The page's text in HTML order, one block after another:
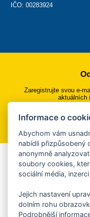
IČO: 00283924
Zaregistrujte svou e-
aktuálních
Chcete dostávat do
ankety,
Více
Informace o
Abychom vám
nabídli přizpůsobený
anonymně
soubory cookies,
sociální média,
Jejich nastavení
dolním rohu
Podrobnější